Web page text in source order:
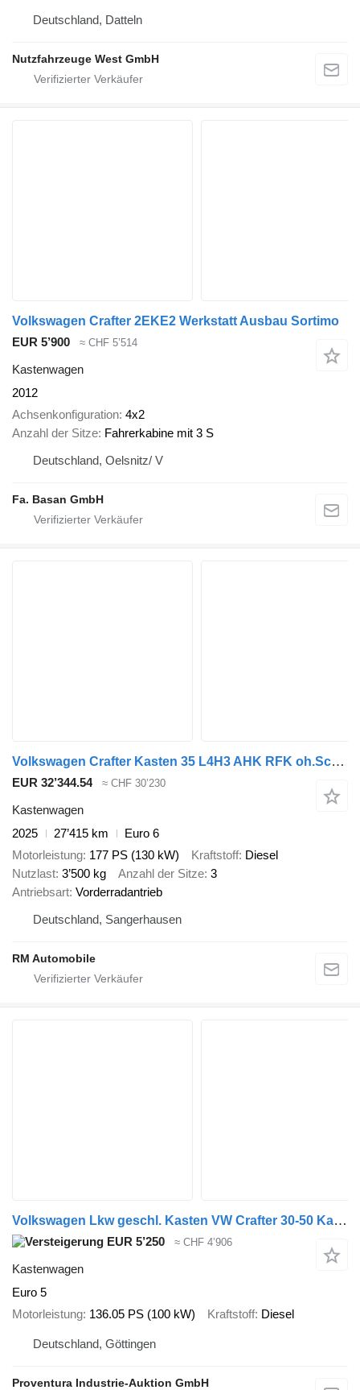
Deutschland, Datteln
Nutzfahrzeuge West GmbH
Volkswagen Crafter 2EKE2 Werkstatt Ausbau Sortimo
EUR 5’900
≈ CHF 5’514
Kastenwagen
2012
Achsenkonfiguration 4x2
Anzahl der Sitze Fahrerkabine mit 3 S
Deutschland, Oelsnitz/ V
Fa. Basan GmbH
Volkswagen Crafter Kasten 35 L4H3 AHK RFK oh.Schäden 5J.Gar
EUR 32’344.54 ≈ CHF 30’230
Kastenwagen
2025
27’415 km
Euro 6
Motorleistung 177 PS (130 kW) Kraftstoff Diesel
Nutzlast 3’500 kg Anzahl der Sitze 3
Antriebsart Vorderradantrieb
Deutschland, Sangerhausen
RM Automobile
Volkswagen Lkw geschl. Kasten VW Crafter 30-50 Kasten 2.0 TDI, EZ. 2014
EUR 5’250 ≈ CHF 4’906
Kastenwagen
Euro 5
Motorleistung 136.05 PS (100 kW) Kraftstoff Diesel
Deutschland, Göttingen
Proventura Industrie-Auktion GmbH